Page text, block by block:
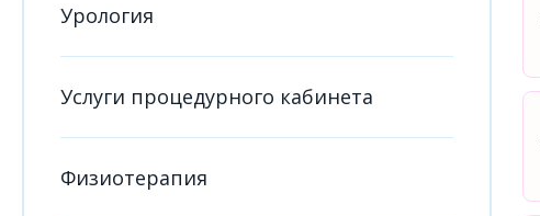
Урология
Услуги процедурного кабинета
Физиотерапия